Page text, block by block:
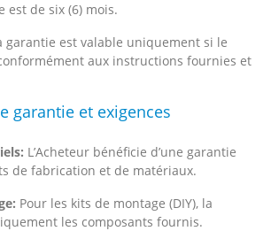
est de six (6) mois.
garantie est valable uniquement si le
aux instructions fournies et
garantie et exigences
L’Acheteur bénéficie d’une garantie
de fabrication et de matériaux.
Pour les kits de montage (DIY), la
les composants fournis.